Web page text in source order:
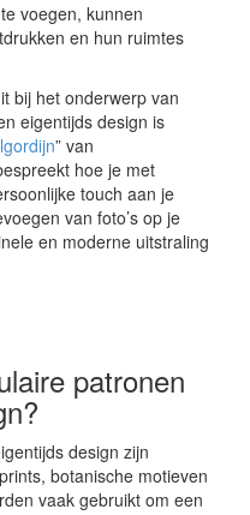
voegen, kunnen
en hun ruimtes
bij het onderwerp van
eigentijds design is
” van
hoe je met
touch aan je
van foto’s op je
en moderne uitstraling
patronen
design zijn
botanische motieven
vaak gebruikt om een